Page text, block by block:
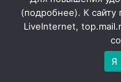
могут дать сбой. В
пределы сельского
социальной
(подробнее). К
LiveInternet,
Я